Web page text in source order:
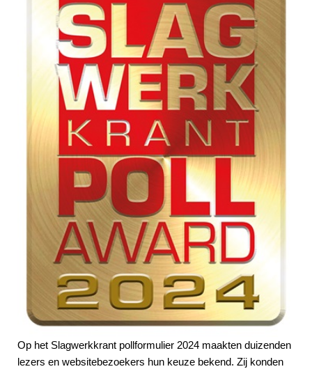
Op het Slagwerkkrant pollformulier 2024 maakten duizenden
lezers en websitebezoekers hun keuze bekend. Zij konden